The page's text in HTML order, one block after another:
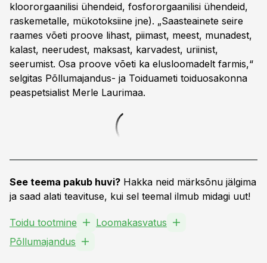
kloororgaanilisi ühendeid, fosfororgaanilisi ühendeid,
raskemetalle, mükotoksiine jne). „Saasteainete seire
raames võeti proove lihast, piimast, meest, munadest,
kalast, neerudest, maksast, karvadest, uriinist,
seerumist. Osa proove võeti ka elusloomadelt farmis,“
selgitas Põllumajandus- ja Toiduameti toiduosakonna
peaspetsialist Merle Laurimaa.
See teema pakub huvi? Hakka neid märksõnu jälgima
ja saad alati teavituse, kui sel teemal ilmub midagi uut!
Toidu tootmine
Loomakasvatus
Põllumajandus